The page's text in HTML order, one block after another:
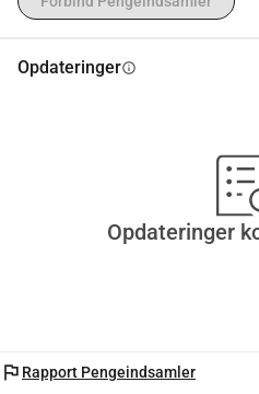
Opdateringerinfo
Opdateringer
flag Rapport Pengeindsamler